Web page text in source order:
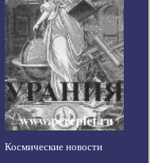
Космические новости